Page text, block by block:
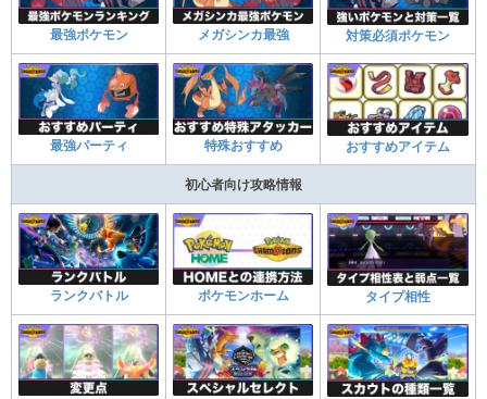
最強ポケモン メガシンカ最強 対策必須ポケモン
最強パーティ 特殊おすすめ おすすめアイテム
初心者向け攻略情報
ランクバトル ポケモンホーム タイプ相性